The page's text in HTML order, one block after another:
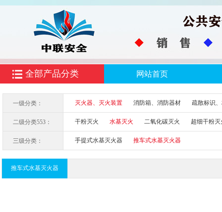
全部产品分类 网站首页
一级分类： 灭火器、灭火装置 消防箱、消防器材 疏散标识
二级分类553： 干粉灭火 水基灭火 二氧化碳灭火 超细干粉灭
细水雾灭火
三级分类： 手提式水基灭火器 推车式水基灭火器
推车式水基灭火器